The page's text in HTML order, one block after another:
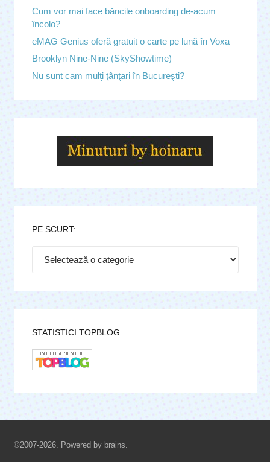
Cum vor mai face băncile onboarding de-acum
încolo?
eMAG Genius oferă gratuit o carte pe lună în Voxa
Brooklyn Nine-Nine (SkyShowtime)
Nu sunt cam mulţi ţânţari în Bucureşti?
PE SCURT:
STATISTICI TOPBLOG
©2007-2026. Powered by brains.